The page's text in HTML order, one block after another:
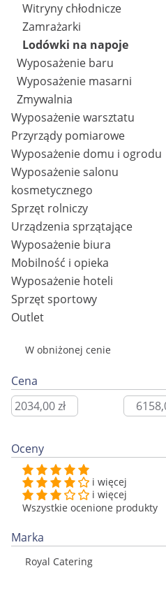
Witryny chłodnicze
Zamrażarki
Lodówki na napoje
Wyposażenie baru
Wyposażenie masarni
Zmywalnia
Wyposażenie warsztatu
Przyrządy pomiarowe
Wyposażenie domu i ogrodu
Wyposażenie salonu
kosmetycznego
Sprzęt rolniczy
Urządzenia sprzątające
Wyposażenie biura
Mobilność i opieka
Wyposażenie hoteli
Sprzęt sportowy
Outlet
W obniżonej cenie
Cena
Oceny
i więcej
i więcej
Wszystkie ocenione produkty
Marka
Royal Catering